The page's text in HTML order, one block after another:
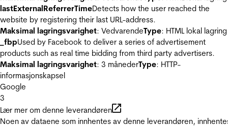
lastExternalReferrerTimeDetects how the user reached the
website by registering their last URL-address.
Maksimal lagringsvarighet: VedvarendeType: HTML lokal lagring
_fbpUsed by Facebook to deliver a series of advertisement
products such as real time bidding from third party advertisers.
Maksimal lagringsvarighet: 3 månederType: HTTP-
informasjonskapsel
Google
3
Lær mer om denne leverandøren
Noen av dataene som innhentes av denne leverandøren,